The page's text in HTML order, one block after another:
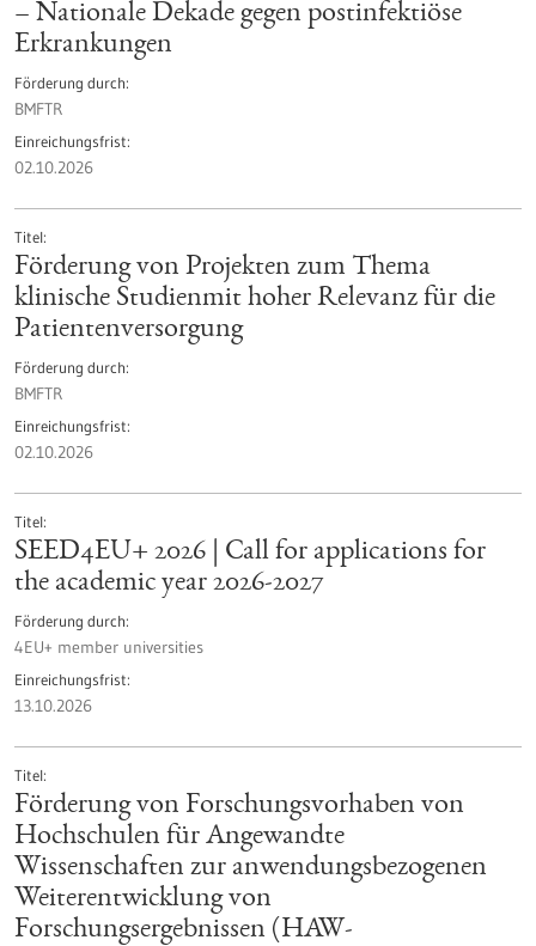
– Nationale Dekade gegen postinfektiöse
Erkrankungen
Förderung durch
BMFTR
Einreichungsfrist
02.10.2026
Titel
Förderung von Projekten zum Thema
klinische Studienmit hoher Relevanz für die
Patientenversorgung
Förderung durch
BMFTR
Einreichungsfrist
02.10.2026
Titel
SEED4EU+ 2026 | Call for applications for
the academic year 2026-2027
Förderung durch
4EU+ member universities
Einreichungsfrist
13.10.2026
Titel
Förderung von Forschungsvorhaben von
Hochschulen für Angewandte
Wissenschaften zur anwendungsbezogenen
Weiterentwicklung von
Forschungsergebnissen (HAW-